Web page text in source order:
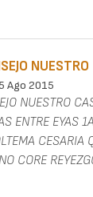
NUESTRO
Ago 2015
NUESTRO
ENTRE EYAS
CESARIA
CORE